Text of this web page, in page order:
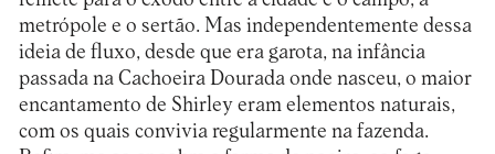
metrópole e o sertão. Mas independentemente dessa
ideia de fluxo, desde que era garota, na infância
passada na Cachoeira Dourada onde nasceu, o maior
encantamento de Shirley eram elementos naturais,
com os quais convivia regularmente na fazenda.